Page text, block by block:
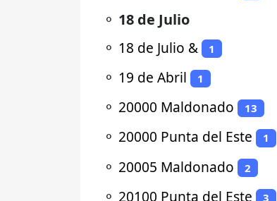
⚬ 18 de Julio
⚬ 18 de Julio & 1
⚬ 19 de Abril 1
⚬ 20000 Maldonado 13
⚬ 20000 Punta del Este 1
⚬ 20005 Maldonado 2
⚬ 20100 Punta del Este 3